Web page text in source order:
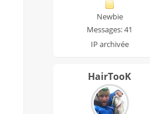
Newbie
Messages: 41
IP archivée
HairTooK